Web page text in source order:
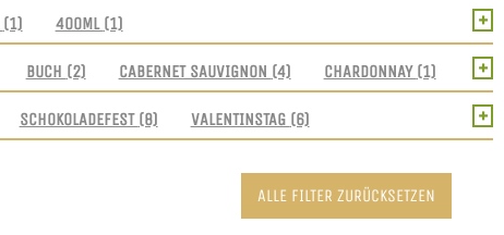
(1) 400ML (1)
+
BUCH (2) CABERNET SAUVIGNON (4) CHARDONNAY (1)
+
SCHOKOLADEFEST (8) VALENTINSTAG (6) +
ALLE FILTER ZURÜCKSETZEN